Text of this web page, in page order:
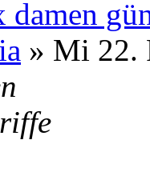
damen
» Mi 22.